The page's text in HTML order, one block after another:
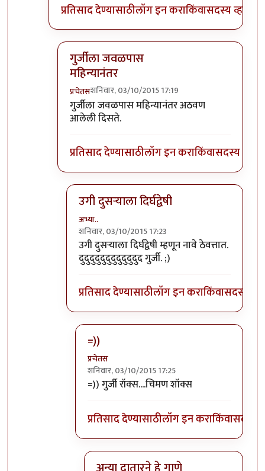
प्रतिसाद देण्यासाठीलॉग इन कराकिंवासदस्य व्हा
गुर्जीला जवळपास
महिन्यानंतर
प्रचेतसशनिवार, 03/10/2015 17:19
In reply toहलकट चिमण....................by
गुर्जीला जवळपास महिन्यानंतर अठवण
आलेली दिसते.
प्रतिसाद देण्यासाठीलॉग इन कराकिंवासदस्य व्हा
उगी दुसर्‍याला दिर्घद्वेषी
अभ्या..
शनिवार, 03/10/2015 17:23
In reply toगुर्जीला जवळपास महिन्यानंतर
उगी दुसर्‍याला दिर्घद्वेषी म्हणून नावे ठेवत्तात.
दुदुदुदुदुदुदुदुदुदुदुद गुर्जी. ;)
प्रतिसाद देण्यासाठीलॉग इन कराकिंवासदस्य व्हा
=))
प्रचेतस
शनिवार, 03/10/2015 17:25
In reply toउगी दुसर्‍याला दिर्घद्वेषी
=)) गुर्जी रॉक्स....चिमण शॉक्स
प्रतिसाद देण्यासाठीलॉग इन कराकिंवासदस्य